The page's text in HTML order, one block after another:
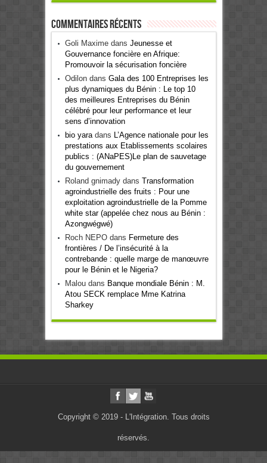
Commentaires récents
Goli Maximedans Jeunesse et
Gouvernance foncière en Afrique:
Promouvoir la sécurisation foncière
Odilondans Gala des 100 Entreprises les
plus dynamiques du Bénin : Le top 10
des meilleures Entreprises du Bénin
célébré pour leur performance et leur
sens d’innovation
bio yaradans
L’Agence nationale pour les
prestations aux Etablissements scolaires
publics : (ANaPES)Le plan de sauvetage
du gouvernement
Roland gnimadydans Transformation
agroindustrielle des fruits : Pour une
exploitation agroindustrielle de la Pomme
white star (appelée chez nous au Bénin :
Azongwégwé)
Roch NEPOdans Fermeture des
frontières / De l’insécurité à la
contrebande : quelle marge de manœuvre
pour le Bénin et le Nigeria?
Maloudans Banque mondiale Bénin : M.
Atou SECK remplace Mme Katrina
Sharkey
Copyright © 2019 - L'Intégration. Tous droits
réservés.